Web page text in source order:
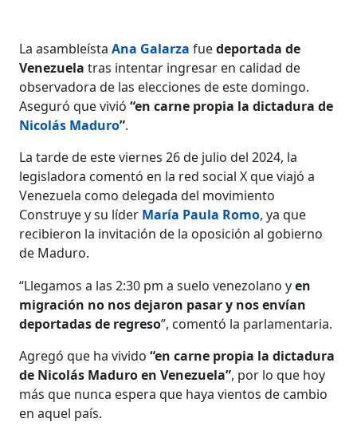
La asambleístaAna Galarza fuedeportada de
Venezuela tras intentar ingresar en calidad de
observadora de las elecciones de este domingo.
Aseguró que vivió “en carne propia la dictadura de
Nicolás Maduro”.
La tarde de este viernes 26 de julio del 2024, la
legisladora comentó en la red social X que viajó a
Venezuela como delegada del movimiento
Construye y su líder María Paula Romo, ya que
recibieron la invitación de la oposición al gobierno
de Maduro.
“Llegamos a las 2:30 pm a suelo venezolano yen
migración no nos dejaron pasar y nos envían
deportadas de regreso”, comentó la parlamentaria.
Agregó que ha vivido “en carne propia la dictadura
de Nicolás Maduro en Venezuela”, por lo que hoy
más que nunca espera que haya vientos de cambio
en aquel país.